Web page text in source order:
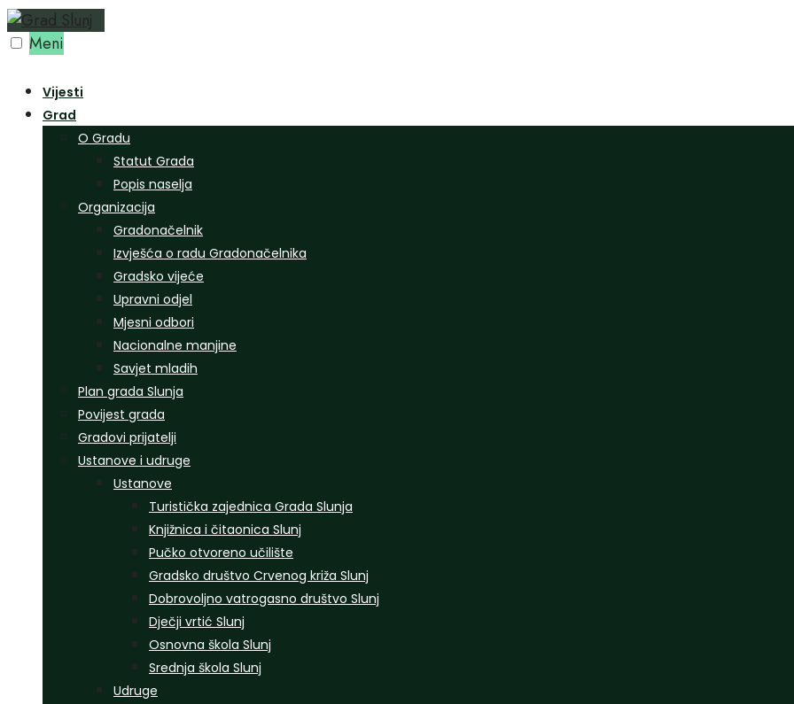
Preskoči
na Meni
Vijesti
Grad
O Gradu
Statut Grada
Popis naselja
Organizacija
Gradonačelnik
Izvješća o radu Gradonačelnika
Gradsko vijeće
Upravni odjel
Mjesni odbori
Nacionalne manjine
Savjet mladih
Plan grada Slunja
Povijest grada
Gradovi prijatelji
Ustanove i udruge
Ustanove
Turistička zajednica Grada Slunja
Knjižnica i čitaonica Slunj
Pučko otvoreno učilište
Gradsko društvo Crvenog križa Slunj
Dobrovoljno vatrogasno društvo Slunj
Dječji vrtić Slunj
Osnovna škola Slunj
Srednja škola Slunj
Udruge